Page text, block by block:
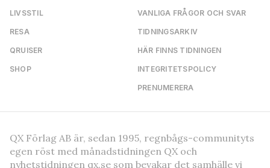
LIVSSTIL
RESA
QRUISER
SHOP
VANLIGA FRÅGOR OCH SVAR
TIDNINGSARKIV
HÄR FINNS TIDNINGEN
INTEGRITETSPOLICY
PRENUMERERA
QX Förlag AB är, sedan 1995, regnbågs-communityts
egen röst med månadstidningen QX och
nyhetstidningen qx.se som bevakar det samhälle vi